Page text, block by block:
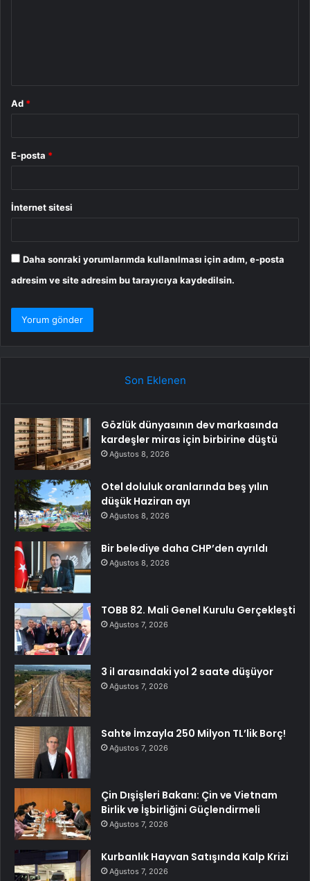
Ad *
E-posta *
İnternet sitesi
Daha sonraki yorumlarımda kullanılması için adım, e-posta
adresim ve site adresim bu tarayıcıya kaydedilsin.
Son Eklenen
Gözlük dünyasının dev markasında
kardeşler miras için birbirine düştü
Ağustos 8, 2026
Otel doluluk oranlarında beş yılın
düşük Haziran ayı
Ağustos 8, 2026
Bir belediye daha CHP’den ayrıldı
Ağustos 8, 2026
TOBB 82. Mali Genel Kurulu Gerçekleşti
Ağustos 7, 2026
3 il arasındaki yol 2 saate düşüyor
Ağustos 7, 2026
Sahte İmzayla 250 Milyon TL’lik Borç!
Ağustos 7, 2026
Çin Dışişleri Bakanı: Çin ve Vietnam
Birlik ve İşbirliğini Güçlendirmeli
Ağustos 7, 2026
Kurbanlık Hayvan Satışında Kalp Krizi
Ağustos 7, 2026